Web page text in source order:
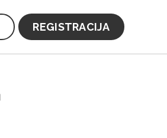
REGISTRACIJA